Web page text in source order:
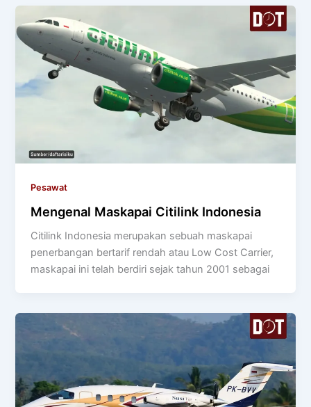
Pesawat
Mengenal Maskapai Citilink Indonesia
Citilink Indonesia merupakan sebuah maskapai
penerbangan bertarif rendah atau Low Cost Carrier,
maskapai ini telah berdiri sejak tahun 2001 sebagai